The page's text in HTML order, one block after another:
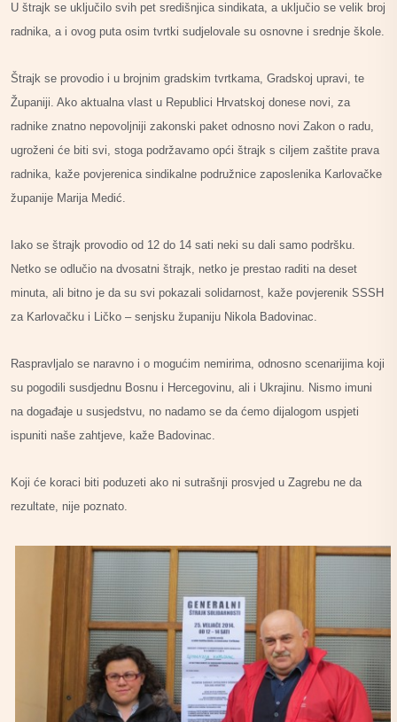
U štrajk se uključilo svih pet središnjica sindikata, a uključio se velik broj
radnika, a i ovog puta osim tvrtki sudjelovale su osnovne i srednje škole.
Štrajk se provodio i u brojnim gradskim tvrtkama, Gradskoj upravi, te
Županiji. Ako aktualna vlast u Republici Hrvatskoj donese novi, za
radnike znatno nepovoljniji zakonski paket odnosno novi Zakon o radu,
ugroženi će biti svi, stoga podržavamo opći štrajk s ciljem zaštite prava
radnika, kaže povjerenica sindikalne podružnice zaposlenika Karlovačke
županije Marija Medić.
Iako se štrajk provodio od 12 do 14 sati neki su dali samo podršku.
Netko se odlučio na dvosatni štrajk, netko je prestao raditi na deset
minuta, ali bitno je da su svi pokazali solidarnost, kaže povjerenik SSSH
za Karlovačku i Ličko – senjsku županiju Nikola Badovinac.
Raspravljalo se naravno i o mogućim nemirima, odnosno scenarijima koji
su pogodili susdjednu Bosnu i Hercegovinu, ali i Ukrajinu. Nismo imuni
na događaje u susjedstvu, no nadamo se da ćemo dijalogom uspjeti
ispuniti naše zahtjeve, kaže Badovinac.
Koji će koraci biti poduzeti ako ni sutrašnji prosvjed u Zagrebu ne da
rezultate, nije poznato.